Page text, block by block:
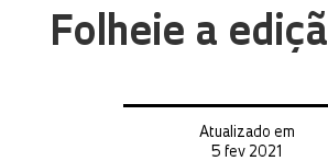
Folheie a
Atualizado em
5 fev 2021